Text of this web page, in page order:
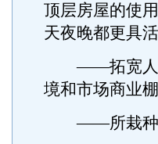
顶层房屋的使
天夜晚都更具活
——拓宽人行
境和市场商业棚
——所栽种的